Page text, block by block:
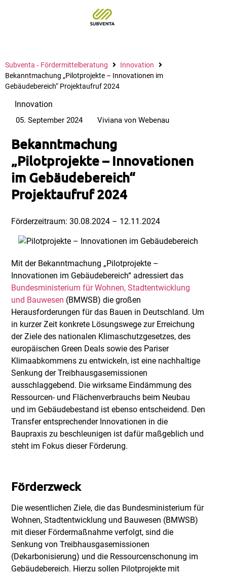
Subventa ‐ Fördermittelberatung
Innovation
Bekanntmachung „Pilotprojekte – Innovationen im
Gebäudebereich“ Projektaufruf 2024
Innovation
05. September 2024 Viviana von Webenau
Bekanntmachung
„Pilotprojekte – Innovationen
im Gebäudebereich“
Projektaufruf 2024
Förderzeitraum: 30.08.2024 – 12.11.2024
Mit der Bekanntmachung „Pilotprojekte –
Innovationen im Gebäudebereich“ adressiert das
Bundesministerium für Wohnen, Stadtentwicklung
und Bauwesen (BMWSB) die großen
Herausforderungen für das Bauen in Deutschland. Um
in kurzer Zeit konkrete Lösungswege zur Erreichung
der Ziele des nationalen Klimaschutzgesetzes, des
europäischen Green Deals sowie des Pariser
Klimaabkommens zu entwickeln, ist eine nachhaltige
Senkung der Treibhausgasemissionen
ausschlaggebend. Die wirksame Eindämmung des
Ressourcen- und Flächenverbrauchs beim Neubau
und im Gebäudebestand ist ebenso entscheidend. Den
Transfer entsprechender Innovationen in die
Baupraxis zu beschleunigen ist dafür maßgeblich und
steht im Fokus dieser Förderung.
Förderzweck
Die wesentlichen Ziele, die das Bundesministerium für
Wohnen, Stadtentwicklung und Bauwesen (BMWSB)
mit dieser Fördermaßnahme verfolgt, sind die
Senkung von Treibhausgasemissionen
(Dekarbonisierung) und die Ressourcenschonung im
Gebäudebereich. Hierzu sollen Pilotprojekte mit